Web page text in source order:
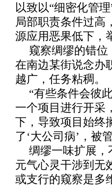
以致以“细密化管
局部职责条件过高
源应用恶果低下，
窥察绸缪的错
在南边某街说念办
越广，任务粘稠。
“有些条件会彼
一个项目进行开采
下，导致项目始终
了‘大公司病’，被
绸缪一味扩展
元气心灵干涉到无
或支行的窥察是多